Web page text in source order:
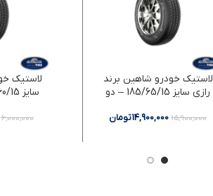
لاستیک خودرو شاهین برند
رازی سایز 185/65/15 – دو
15,900,000
14,900,000تومان
لاستیک
سایز 205/60/15 – دو حلقه
6,000,000